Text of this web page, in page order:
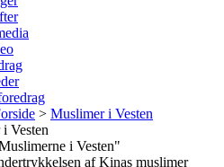
> Muslimer i Vesten
Vesten
i Vesten"
af Kinas muslimer